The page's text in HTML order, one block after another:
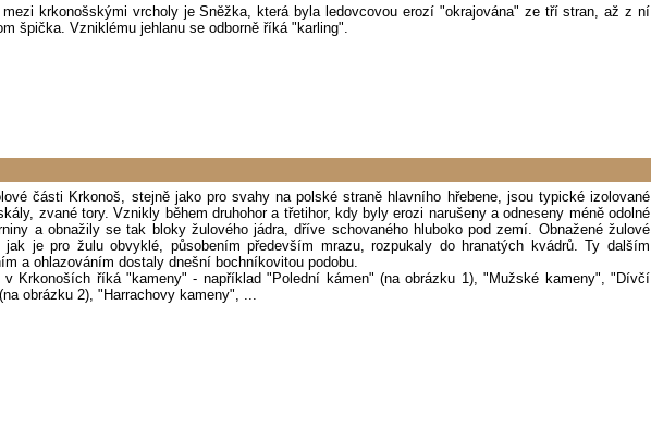
krkonošskými vrcholy je Sněžka, která byla ledovcovou erozí "okrajována" ze tří stran, až z ní
špička. Vzniklému jehlanu se odborně říká "karling".
části Krkonoš, stejně jako pro svahy na polské straně hlavního hřebene, jsou typické izolované
zvané tory. Vznikly během druhohor a třetihor, kdy byly erozi narušeny a odneseny méně odolné
a obnažily se tak bloky žulového jádra, dříve schovaného hluboko pod zemí. Obnažené žulové
je pro žulu obvyklé, působením především mrazu, rozpukaly do hranatých kvádrů. Ty dalším
a ohlazováním dostaly dnešní bochníkovitou podobu.
v Krkonoších říká "kameny" - například "Polední kámen" (na obrázku 1), "Mužské kameny", "Dívčí
obrázku 2), "Harrachovy kameny", ...